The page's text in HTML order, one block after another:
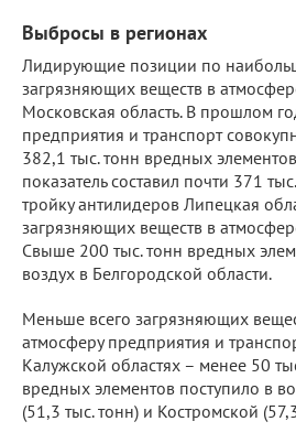
Выбросы в регионах
Лидирующие позиции по
загрязняющих веществ в
Московская область. В прошлом
предприятия и транспорт
382,1 тыс. тонн вредных
показатель составил почти 371
тройку антилидеров Липецкая
загрязняющих веществ в
Свыше 200 тыс. тонн вредных
воздух в Белгородской области.
Меньше всего загрязняющих
атмосферу предприятия и
Калужской областях – менее 50
вредных элементов поступило в
(51,3 тыс. тонн) и Костромской